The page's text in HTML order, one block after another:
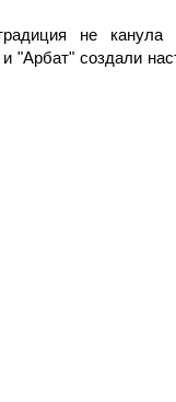
не канула
"Арбат" создали